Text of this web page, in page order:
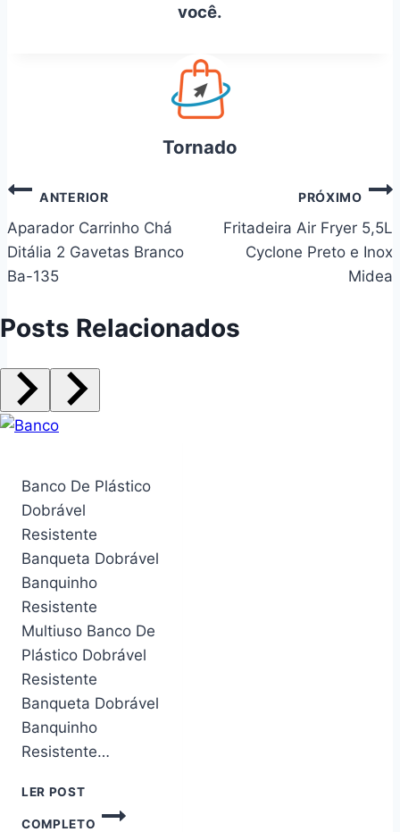
você.
Tornado
Navegação
de
Post
ANTERIOR
Aparador Carrinho Chá
Ditália 2 Gavetas Branco
Ba-135
PRÓXIMO
Fritadeira Air Fryer 5,5L
Cyclone Preto e Inox
Midea
Posts Relacionados
Banco De Plástico
Dobrável
Resistente
Banqueta Dobrável
Banquinho
Resistente
Multiuso Banco De
Plástico Dobrável
Resistente
Banqueta Dobrável
Banquinho
Resistente…
LER POST
COMPLETO
BANCO